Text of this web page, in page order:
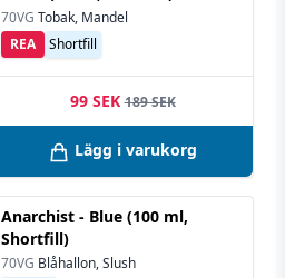
70VG Tobak, Mandel
Shortfill
REA
99 SEK 189 SEK
Lägg i varukorg
Anarchist - Blue (100 ml,
Shortfill)
70VG Blåhallon, Slush